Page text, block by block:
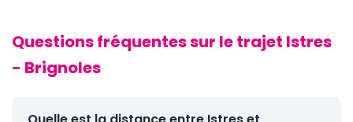
Questions fréquentes sur le trajet Istres
- Brignoles